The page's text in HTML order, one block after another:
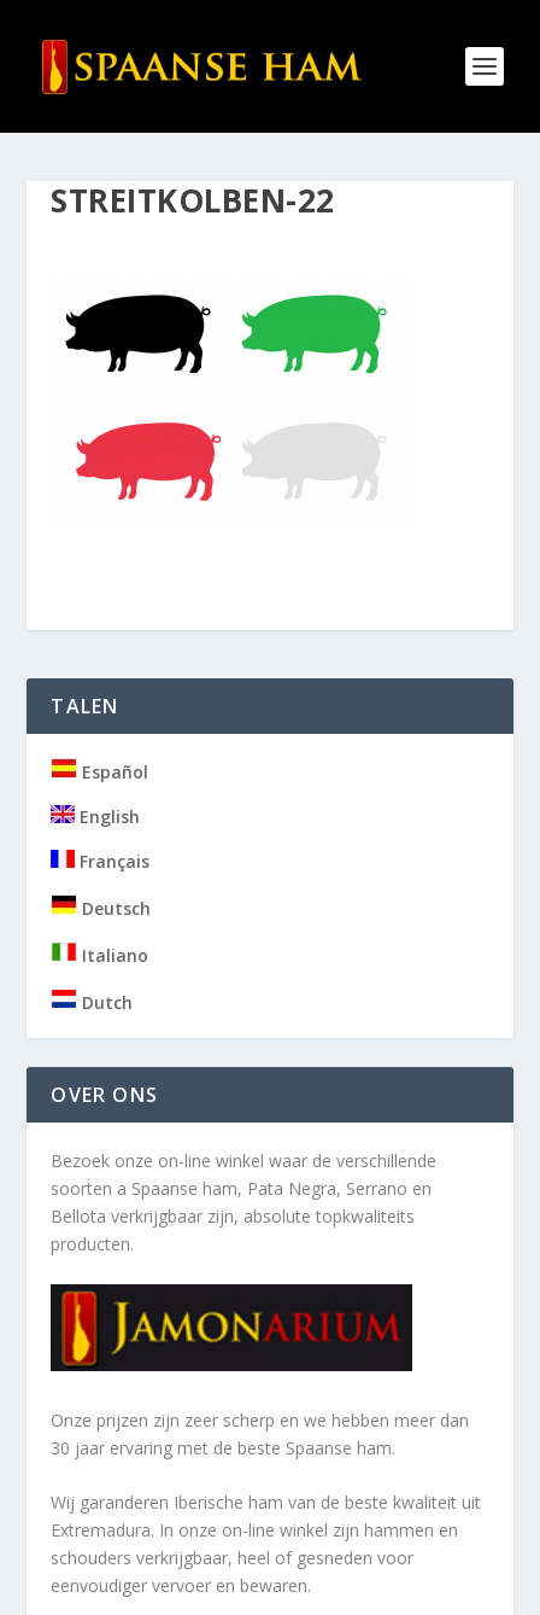
STREITKOLBEN-22
TALEN
Español
English
Français
Deutsch
Italiano
Dutch
OVER ONS
Bezoek onze on-line winkel waar de verschillende
soorten a Spaanse ham, Pata Negra, Serrano en
Bellota verkrijgbaar zijn, absolute topkwaliteits
producten.
Onze prijzen zijn zeer scherp en we hebben meer dan
30 jaar ervaring met de beste Spaanse ham.
Wij garanderen Iberische ham van de beste kwaliteit uit
Extremadura. In onze on-line winkel zijn hammen en
schouders verkrijgbaar, heel of gesneden voor
eenvoudiger vervoer en bewaren.